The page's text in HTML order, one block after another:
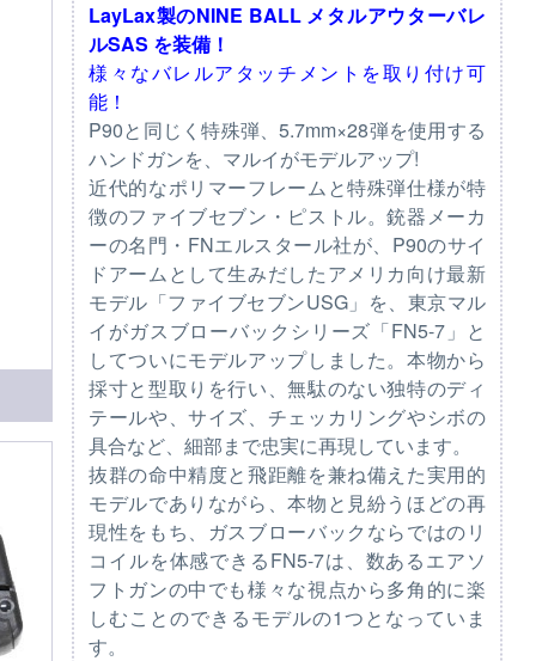
LayLax製のNINE BALL メタルアウターバレ
ルSAS を装備！
様々なバレルアタッチメントを取り付け可
能！
P90と同じく特殊弾、5.7mm×28弾を使用する
ハンドガンを、マルイがモデルアップ!
近代的なポリマーフレームと特殊弾仕様が特
徴のファイブセブン・ピストル。銃器メーカ
ーの名門・FNエルスタール社が、P90のサイ
ドアームとして生みだしたアメリカ向け最新
モデル「ファイブセブンUSG」を、東京マル
イがガスブローバックシリーズ「FN5-7」と
してついにモデルアップしました。本物から
採寸と型取りを行い、無駄のない独特のディ
テールや、サイズ、チェッカリングやシボの
具合など、細部まで忠実に再現しています。
抜群の命中精度と飛距離を兼ね備えた実用的
モデルでありながら、本物と見紛うほどの再
現性をもち、ガスブローバックならではのリ
コイルを体感できるFN5-7は、数あるエアソ
フトガンの中でも様々な視点から多角的に楽
しむことのできるモデルの1つとなっていま
す。